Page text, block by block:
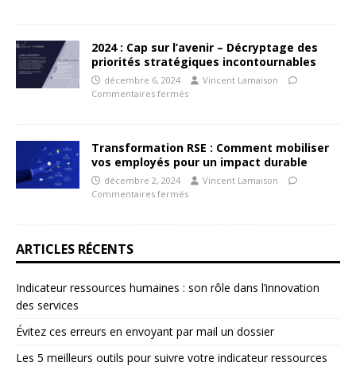
2024 : Cap sur l’avenir – Décryptage des
priorités stratégiques incontournables
décembre 6, 2024
Vincent Lamaison
Commentaires fermés
Transformation RSE : Comment mobiliser
vos employés pour un impact durable
décembre 2, 2024
Vincent Lamaison
Commentaires fermés
ARTICLES RÉCENTS
Indicateur ressources humaines : son rôle dans l’innovation
des services
Évitez ces erreurs en envoyant par mail un dossier
Les 5 meilleurs outils pour suivre votre indicateur ressources